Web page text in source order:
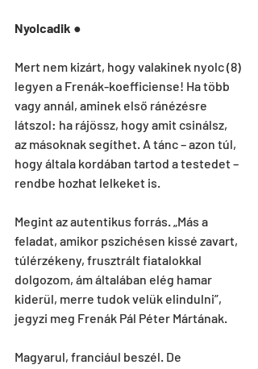
Nyolcadik ●
Mert nem kizárt, hogy valakinek nyolc (8)
legyen a Frenák-koefficiense! Ha több
vagy annál, aminek első ránézésre
látszol: ha rájössz, hogy amit csinálsz,
az másoknak segíthet. A tánc – azon túl,
hogy általa kordában tartod a testedet –
rendbe hozhat lelkeket is.
Megint az autentikus forrás. „Más a
feladat, amikor pszichésen kissé zavart,
túlérzékeny, frusztrált fiatalokkal
dolgozom, ám általában elég hamar
kiderül, merre tudok velük elindulni”,
jegyzi meg Frenák Pál Péter Mártának.
Magyarul, franciául beszél. De